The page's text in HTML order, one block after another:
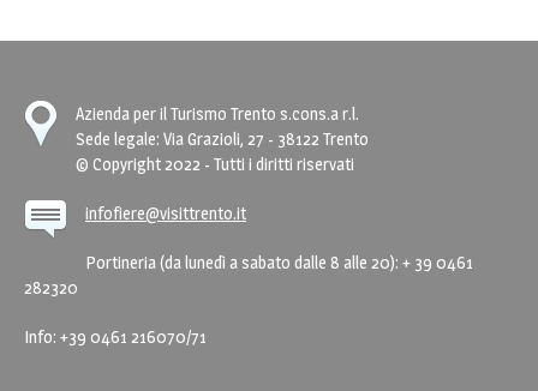
Azienda per il Turismo Trento s.cons.a r.l.
Sede legale: Via Grazioli, 27 - 38122 Trento
© Copyright 2022 - Tutti i diritti riservati
infofiere@visittrento.it
Portineria (da lunedì a sabato dalle 8 alle 20): + 39 0461
282320
Info: +39 0461 216070/71